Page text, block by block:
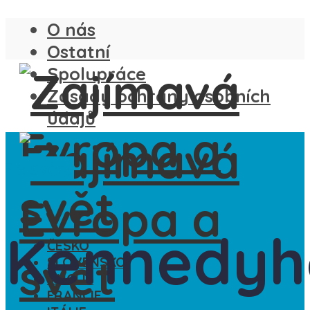
O nás
Ostatní
Spolupráce
Zásady ochrany osobních
údajů
ČESKO
SLOVENSKO
ANGLIE
FRANCIE